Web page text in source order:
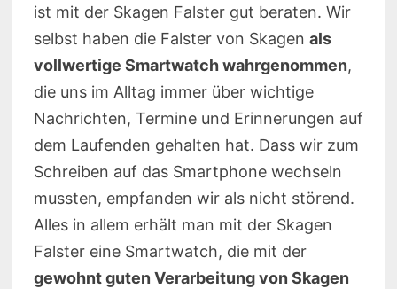
ist mit der Skagen Falster gut beraten. Wir
selbst haben die Falster von Skagen als
vollwertige Smartwatch wahrgenommen,
die uns im Alltag immer über wichtige
Nachrichten, Termine und Erinnerungen auf
dem Laufenden gehalten hat. Dass wir zum
Schreiben auf das Smartphone wechseln
mussten, empfanden wir als nicht störend.
Alles in allem erhält man mit der Skagen
Falster eine Smartwatch, die mit der
gewohnt guten Verarbeitung von Skagen